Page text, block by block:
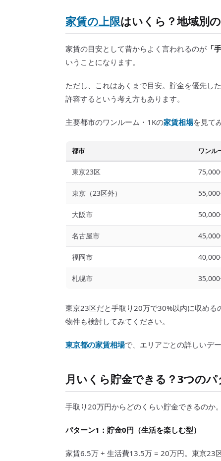
家賃の上限はいくら？地域別
家賃の目安として昔からよく言われるのが 「
いうことになります。
ただし、これはあくまで目安。貯金を優先し
許容するという考え方もあります。
主要都市のワンルーム・1Kの家賃相場を見て
都市 ワンル
東京23区
東京（23区外）
大阪市
名古屋市
福岡市
札幌市
東京23区だと手取り20万で30%以内に収め
物件も検討してみてください。
東京都の家賃相場で、エリアごとの詳しいデ
月いくら貯金できる？3つの
手取り20万円からどのくらい貯金できるのか
パターン1：貯金0円（生活を楽しむ型）
家賃6.5万 + 生活費13.5万 = 20万円。東京23